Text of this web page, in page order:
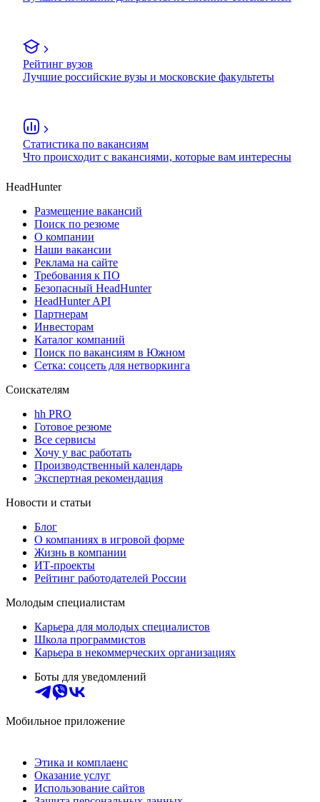
Рейтинг вузов
Лучшие российские вузы и московские факультеты
Статистика по вакансиям
Что происходит с вакансиями, которые вам интересны
HeadHunter
Размещение вакансий
Поиск по резюме
О компании
Наши вакансии
Реклама на сайте
Требования к ПО
Безопасный HeadHunter
HeadHunter API
Партнерам
Инвесторам
Каталог компаний
Поиск по вакансиям в Южном
Сетка: соцсеть для нетворкинга
Соискателям
hh PRO
Готовое резюме
Все сервисы
Хочу у вас работать
Производственный календарь
Экспертная рекомендация
Новости и статьи
Блог
О компаниях в игровой форме
Жизнь в компании
ИТ-проекты
Рейтинг работодателей России
Молодым специалистам
Карьера для молодых специалистов
Школа программистов
Карьера в некоммерческих организациях
Боты для уведомлений
Мобильное приложение
Этика и комплаенс
Оказание услуг
Использование сайтов